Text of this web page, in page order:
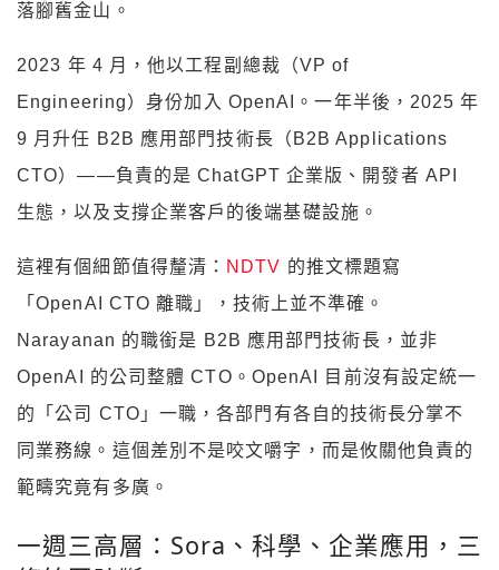
落腳舊金山。
2023 年 4 月，他以工程副總裁（VP of
Engineering）身份加入 OpenAI。一年半後，2025 年
9 月升任 B2B 應用部門技術長（B2B Applications
CTO）——負責的是 ChatGPT 企業版、開發者 API
生態，以及支撐企業客戶的後端基礎設施。
這裡有個細節值得釐清： NDTV 的推文標題寫
「OpenAI CTO 離職」，技術上並不準確。
Narayanan 的職銜是 B2B 應用部門技術長，並非
OpenAI 的公司整體 CTO。OpenAI 目前沒有設定統一
的「公司 CTO」一職，各部門有各自的技術長分掌不
同業務線。這個差別不是咬文嚼字，而是攸關他負責的
範疇究竟有多廣。
一週三高層：Sora、科學、企業應用，三